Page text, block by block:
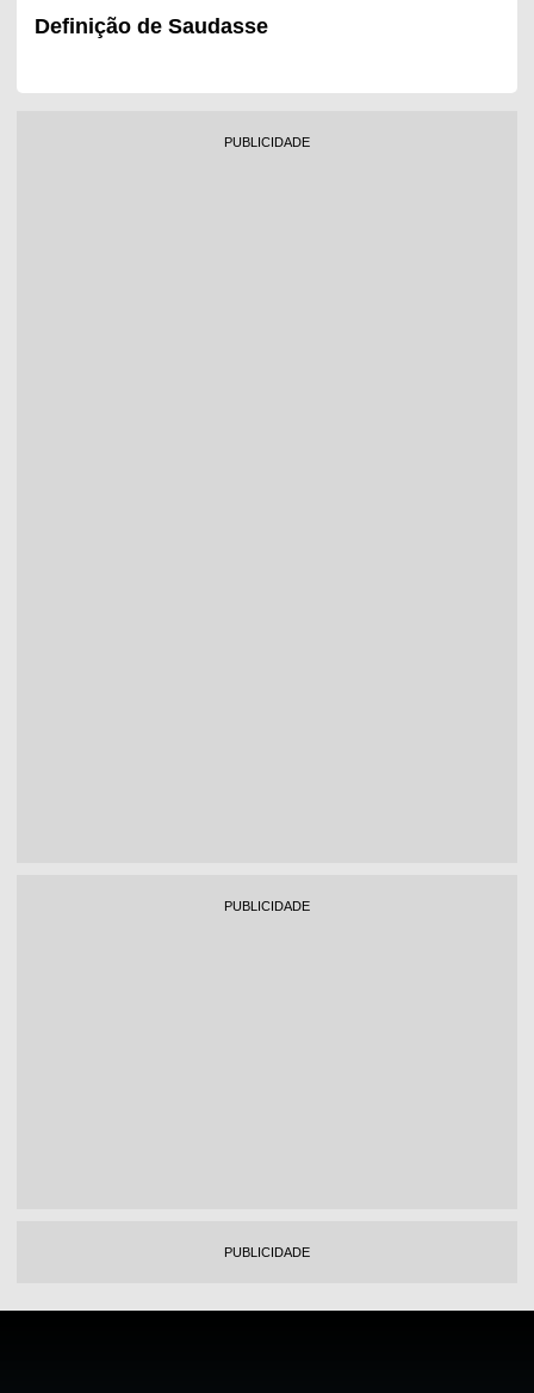
Definição de Saudasse
PUBLICIDADE
PUBLICIDADE
PUBLICIDADE